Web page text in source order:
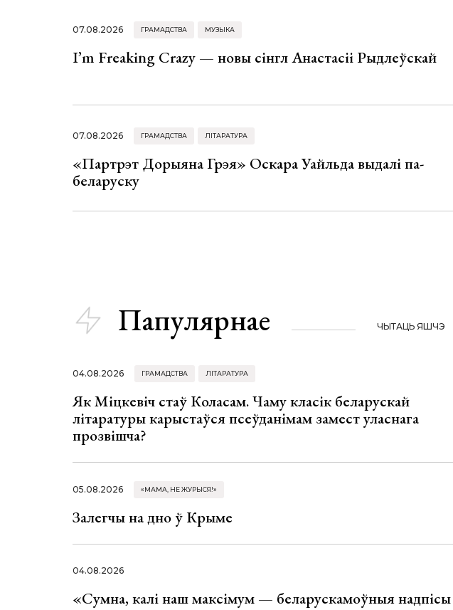
07.08.2026 ГРАМАДСТВА МУЗЫКА
I’m Freaking Crazy — новы сінгл Анастасіі Рыдлеўскай
07.08.2026 ГРАМАДСТВА ЛІТАРАТУРА
«Партрэт Дорыяна Грэя» Оскара Уайльда выдалі па-
беларуску
Папулярнае ЧЫТАЦЬ ЯШЧЭ
04.08.2026 ГРАМАДСТВА ЛІТАРАТУРА
Як Міцкевіч стаў Коласам. Чаму класік беларускай
літаратуры карыстаўся псеўданімам замест уласнага
прозвішча?
05.08.2026 «МАМА, НЕ ЖУРЫСЯ!»
Залегчы на дно ў Крыме
04.08.2026
«Сумна, калі наш максімум — беларускамоўныя надпісы